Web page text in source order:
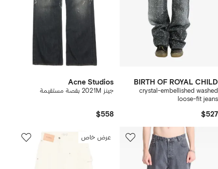
BIRTH OF ROYAL CHILD
crystal-embellished washed
loose-fit jeans
$527
Acne Studios
جينز 2021M بقصة مستقيمة
$558
عرض خاص